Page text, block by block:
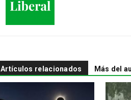
Artículos relacionados Más del